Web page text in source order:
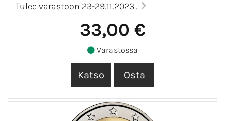
Tulee varastoon 23-29.11.2023...
33,00 €
Varastossa